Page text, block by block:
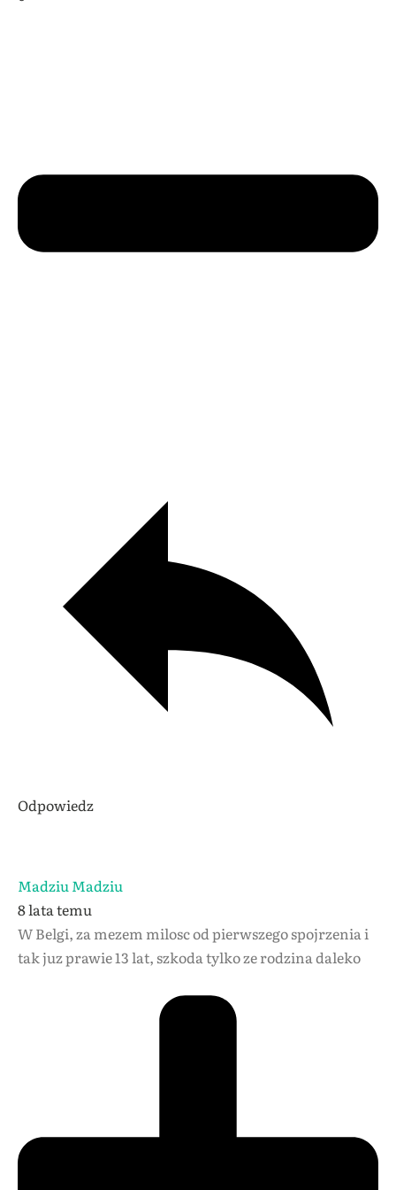
Odpowiedz
Madziu Madziu
8 lata temu
W Belgi, za mezem milosc od pierwszego spojrzenia i
tak juz prawie 13 lat, szkoda tylko ze rodzina daleko